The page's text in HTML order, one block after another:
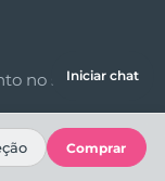
no seuIniciar chat
Comprar